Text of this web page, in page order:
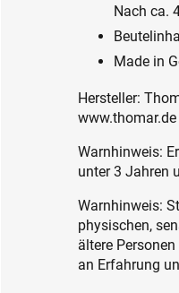
Nach ca.
Made in
Hersteller:
www.thomar.de
Warnhinweis:
unter 3 Jahren
Warnhinweis:
physischen,
ältere
an Erfahrung